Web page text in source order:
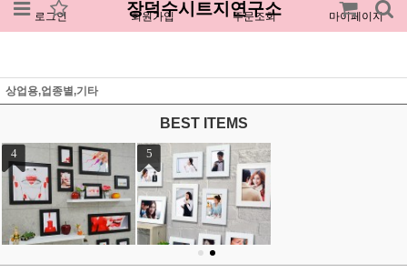
로그인 회원가입 주문조회 마이페이지
장덕수시트지연구소
상업용,업종별,기타
BEST ITEMS
1 2